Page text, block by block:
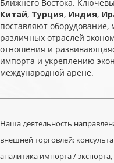
Ближнего Востока.
Китай, Турция, Индия,
поставляют оборудование,
различных отраслей
отношения и
импорта и укреплению
международной арене.
Наша деятельность
внешней торговлей:
аналитика импорта /